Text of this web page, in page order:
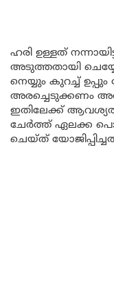
ഹരി ഉള്ളത്
അടുത്തതായി
നെയ്യും കുറച്ച്
അരച്ചെടുക്കണം
ഇതിലേക്ക്
ചേർത്ത് ഏലക്ക
ചെയ്ത്